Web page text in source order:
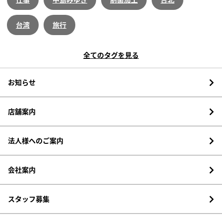
台湾 旅行
全てのタグを見る
お知らせ
店舗案内
法人様へのご案内
会社案内
スタッフ募集